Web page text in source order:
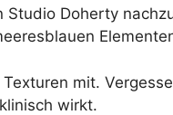
Doherty
mit.
wirkt.